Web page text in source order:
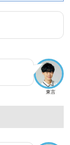
東言